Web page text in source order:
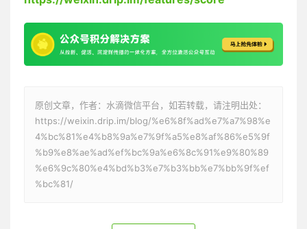
原创文章，作者：水滴微信平台，如若转载，请注明出处：
https://weixin.drip.im/blog/%e6%8f%ad%e7%a7%98%e
4%bc%81%e4%b8%9a%e7%9f%a5%e8%af%86%e5%9f
%b9%e8%ae%ad%ef%bc%9a%e6%8c%91%e9%80%89
%e6%9c%80%e4%bd%b3%e7%b3%bb%e7%bb%9f%ef
%bc%81/